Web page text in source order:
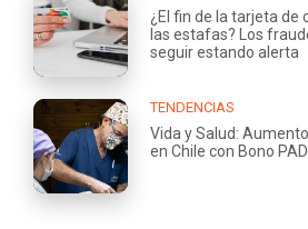
¿El fin de la tarjeta de
las estafas? Los
seguir estando alerta
TENDENCIAS
Vida y Salud:
en Chile con Bono PAD